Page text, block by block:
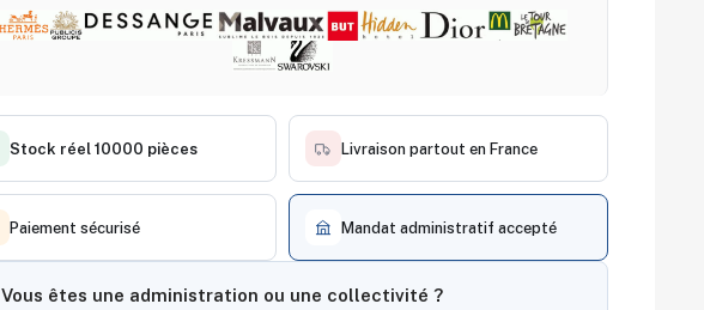
Stock réel 10000 pièces Livraison partout en France
Paiement sécurisé Mandat administratif accepté
Vous êtes une administration ou une collectivité ?